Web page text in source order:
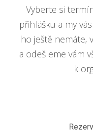
Vyberte si
přihlášku a my
ho ještě nemáte,
a odešleme vám
k